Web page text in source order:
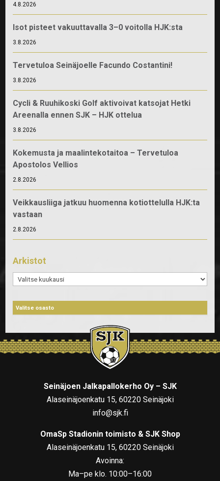
4.8.2026
Isot pisteet vakuuttavalla 3–0 voitolla HJK:sta
3.8.2026
Tervetuloa Seinäjoelle Facundo Costantini!
3.8.2026
Cycli & Ruuhikoski Golf aktivoivat katsojat Hetki
Areenalla ennen SJK – HJK ottelua
3.8.2026
Kokemusta ja maalintekotaitoa – Tervetuloa
Apostolos Vellios
2.8.2026
Veikkausliiga jatkuu huomenna kotiottelulla HJK:ta
vastaan
2.8.2026
Arkistot
Arkistot
Seinäjoen Jalkapallokerho Oy – SJK
Alaseinäjoenkatu 15, 60220 Seinäjoki
info@sjk.fi
OmaSp Stadionin toimisto & SJK Shop
Alaseinäjoenkatu 15, 60220 Seinäjoki
Avoinna:
Ma–pe klo. 10:00–16:00